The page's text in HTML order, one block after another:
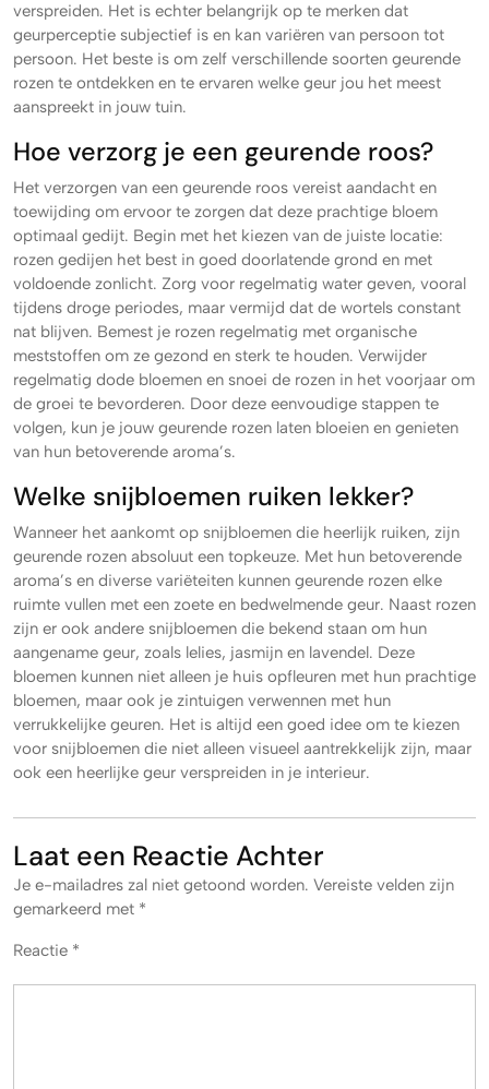
verspreiden. Het is echter belangrijk op te merken dat
geurperceptie subjectief is en kan variëren van persoon tot
persoon. Het beste is om zelf verschillende soorten geurende
rozen te ontdekken en te ervaren welke geur jou het meest
aanspreekt in jouw tuin.
Hoe verzorg je een geurende roos?
Het verzorgen van een geurende roos vereist aandacht en
toewijding om ervoor te zorgen dat deze prachtige bloem
optimaal gedijt. Begin met het kiezen van de juiste locatie:
rozen gedijen het best in goed doorlatende grond en met
voldoende zonlicht. Zorg voor regelmatig water geven, vooral
tijdens droge periodes, maar vermijd dat de wortels constant
nat blijven. Bemest je rozen regelmatig met organische
meststoffen om ze gezond en sterk te houden. Verwijder
regelmatig dode bloemen en snoei de rozen in het voorjaar om
de groei te bevorderen. Door deze eenvoudige stappen te
volgen, kun je jouw geurende rozen laten bloeien en genieten
van hun betoverende aroma’s.
Welke snijbloemen ruiken lekker?
Wanneer het aankomt op snijbloemen die heerlijk ruiken, zijn
geurende rozen absoluut een topkeuze. Met hun betoverende
aroma’s en diverse variëteiten kunnen geurende rozen elke
ruimte vullen met een zoete en bedwelmende geur. Naast rozen
zijn er ook andere snijbloemen die bekend staan om hun
aangename geur, zoals lelies, jasmijn en lavendel. Deze
bloemen kunnen niet alleen je huis opfleuren met hun prachtige
bloemen, maar ook je zintuigen verwennen met hun
verrukkelijke geuren. Het is altijd een goed idee om te kiezen
voor snijbloemen die niet alleen visueel aantrekkelijk zijn, maar
ook een heerlijke geur verspreiden in je interieur.
Laat een Reactie Achter
Je e-mailadres zal niet getoond worden. Vereiste velden zijn
gemarkeerd met *
Reactie *